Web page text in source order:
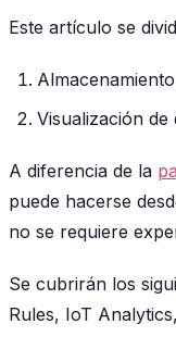
Este artículo se
Visualización de
A diferencia de la
puede hacerse
no se requiere
Se cubrirán los
Rules, IoT